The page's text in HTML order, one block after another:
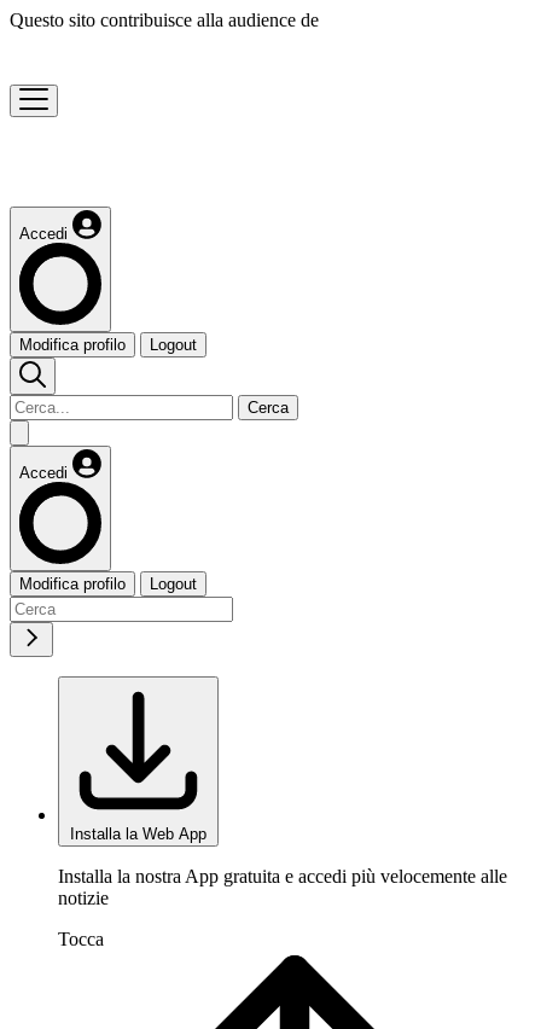
Questo sito contribuisce alla audience de
Accedi
Modifica profilo Logout
Cerca
Accedi
Modifica profilo Logout
Installa la Web App
Installa la nostra App gratuita e accedi più velocemente alle
notizie
Tocca